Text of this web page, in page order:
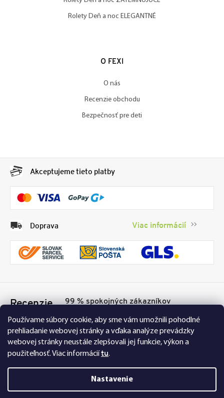
Používame súbory cookie, aby sme vám umožnili pohodlné
prehliadanie webovej stránky a vďaka analýze prevádzky
webovej stránky neustále zlepšovali jej funkcie, výkon a
použiteľnosť.Viac informáciítu.
Nastavenie
Rolety Deň a noc ELEGANTNÉ
O FEXI
O nás
Recenzie obchodu
Bezpečnosť pre deti
Akceptujeme tieto platby
Doprava Viac informácií
Recenzie 99 % spokojných zákazníkov